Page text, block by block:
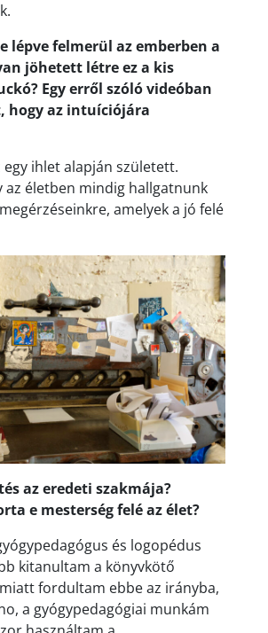
lépve felmerül az emberben a
jöhetett létre ez a kis
Egy erről szóló videóban
hogy az intuíciójára
egy ihlet alapján született.
az életben mindig hallgatnunk
amelyek a jó felé
az eredeti szakmája?
e mesterség felé az élet?
és logopédus
kitanultam a könyvkötő
fordultam ebbe az irányba,
a gyógypedagógiai munkám